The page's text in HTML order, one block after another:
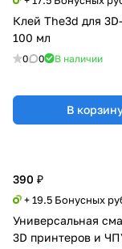
Клей The3d для
100 мл
0 0 В наличии
В
390 ₽
+ 19.5 Бонусных
Универсальная
3D принтеров и